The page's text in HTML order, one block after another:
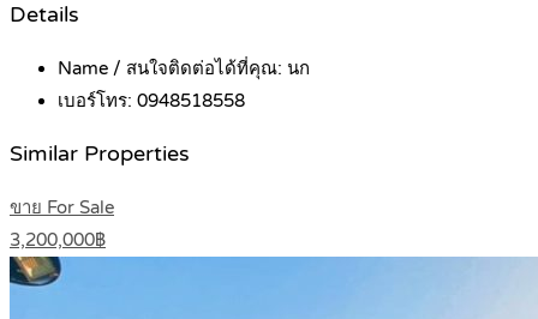
Details
Name / สนใจติดต่อได้ที่คุณ: นก
เบอร์โทร: 0948518558
Similar Properties
ขาย For Sale
3,200,000฿